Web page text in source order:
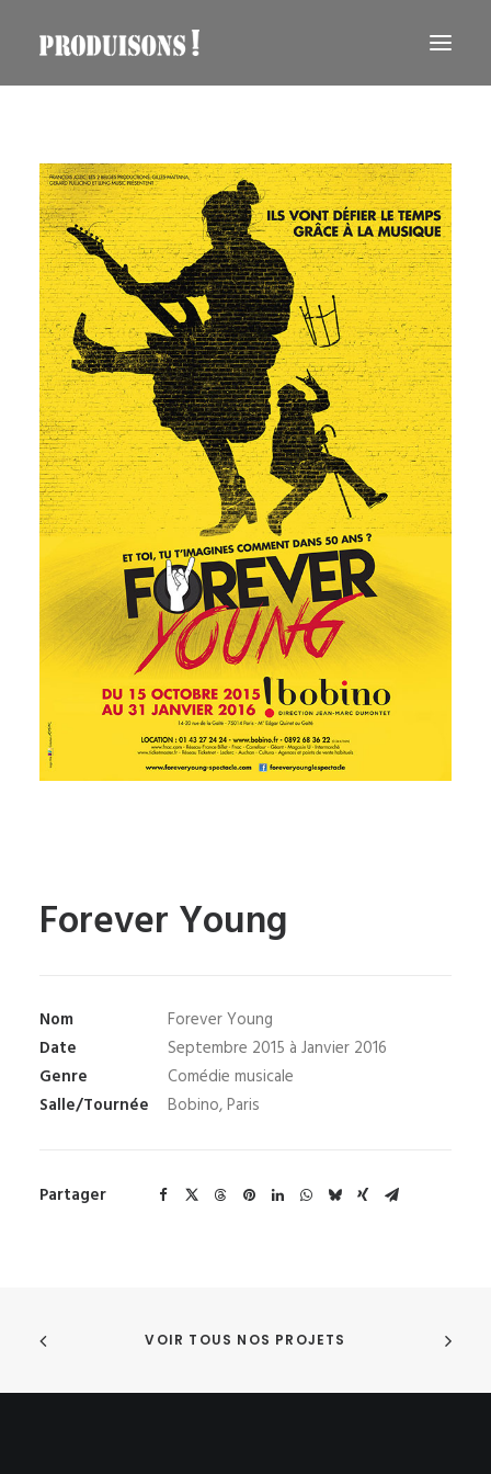
RECHERCHE
Forever Young
Nom
Forever Young
Date
Septembre 2015 à Janvier 2016
Genre
Comédie musicale
Salle/Tournée
Bobino, Paris
Partager
VOIR TOUS NOS PROJETS